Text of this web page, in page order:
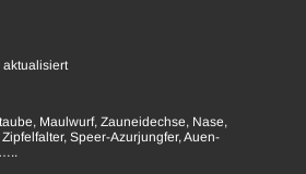
aktualisiert
Maulwurf, Zauneidechse, Nase,
Speer-Azurjungfer, Auen-